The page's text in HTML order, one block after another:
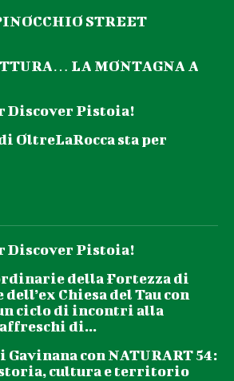
STREET
LA MONTAGNA A
Discover Pistoia!
OltreLaRocca sta per
Discover Pistoia!
della Fortezza di
dell’ex Chiesa del Tau con
ciclo di incontri alla
di...
con NATURART 54:
cultura e territorio